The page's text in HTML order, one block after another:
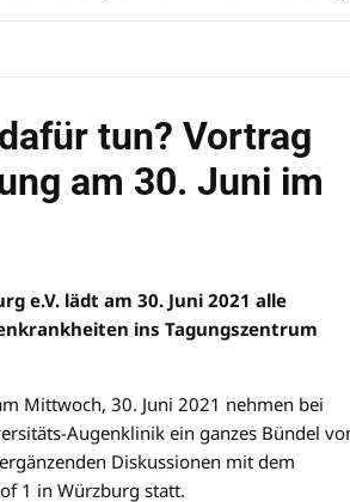
tun? Vortrag
am 30. Juni im
e.V. lädt am 30. Juni 2021 alle
ins Tagungszentrum
Mittwoch, 30. Juni 2021 nehmen bei
Augenklinik ein ganzes Bündel
Diskussionen mit dem
1 in Würzburg statt.